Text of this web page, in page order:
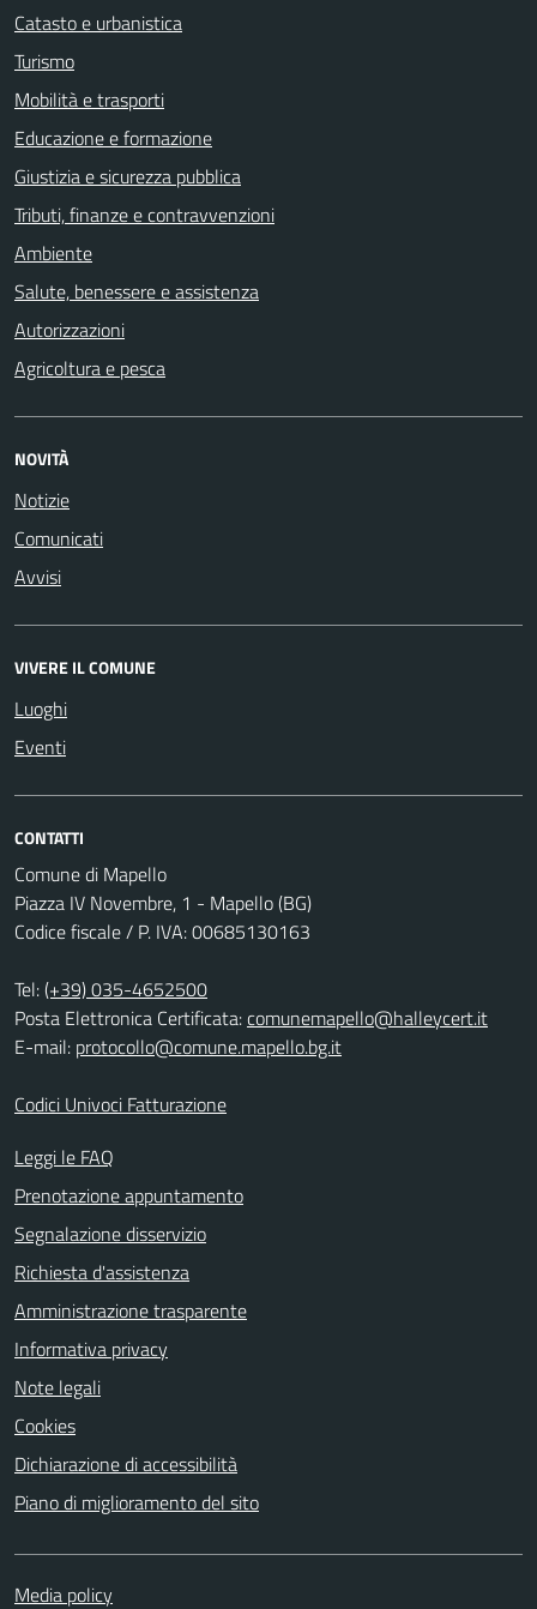
Catasto e urbanistica
Turismo
Mobilità e trasporti
Educazione e formazione
Giustizia e sicurezza pubblica
Tributi, finanze e contravvenzioni
Ambiente
Salute, benessere e assistenza
Autorizzazioni
Agricoltura e pesca
NOVITÀ
Notizie
Comunicati
Avvisi
VIVERE IL COMUNE
Luoghi
Eventi
CONTATTI
Comune di Mapello
Piazza IV Novembre, 1 - Mapello (BG)
Codice fiscale / P. IVA: 00685130163
Tel:(+39) 035-4652500
Posta Elettronica Certificata:comunemapello@halleycert.it
E-mail: protocollo@comune.mapello.bg.it
Codici Univoci Fatturazione
Leggi le FAQ
Prenotazione appuntamento
Segnalazione disservizio
Richiesta d'assistenza
Amministrazione trasparente
Informativa privacy
Note legali
Cookies
Dichiarazione di accessibilità
Piano di miglioramento del sito
Media policy